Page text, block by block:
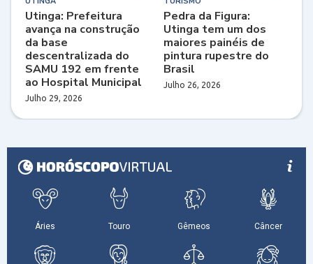
Utinga: Prefeitura
avança na construção
da base
descentralizada do
SAMU 192 em frente
ao Hospital Municipal
Julho 29, 2026
Pedra da Figura:
Utinga tem um dos
maiores painéis de
pintura rupestre do
Brasil
Julho 26, 2026